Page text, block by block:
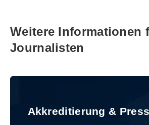
Weitere Informationen
Journalisten
Akkreditierung & Pressezentrum
Akkreditierung &